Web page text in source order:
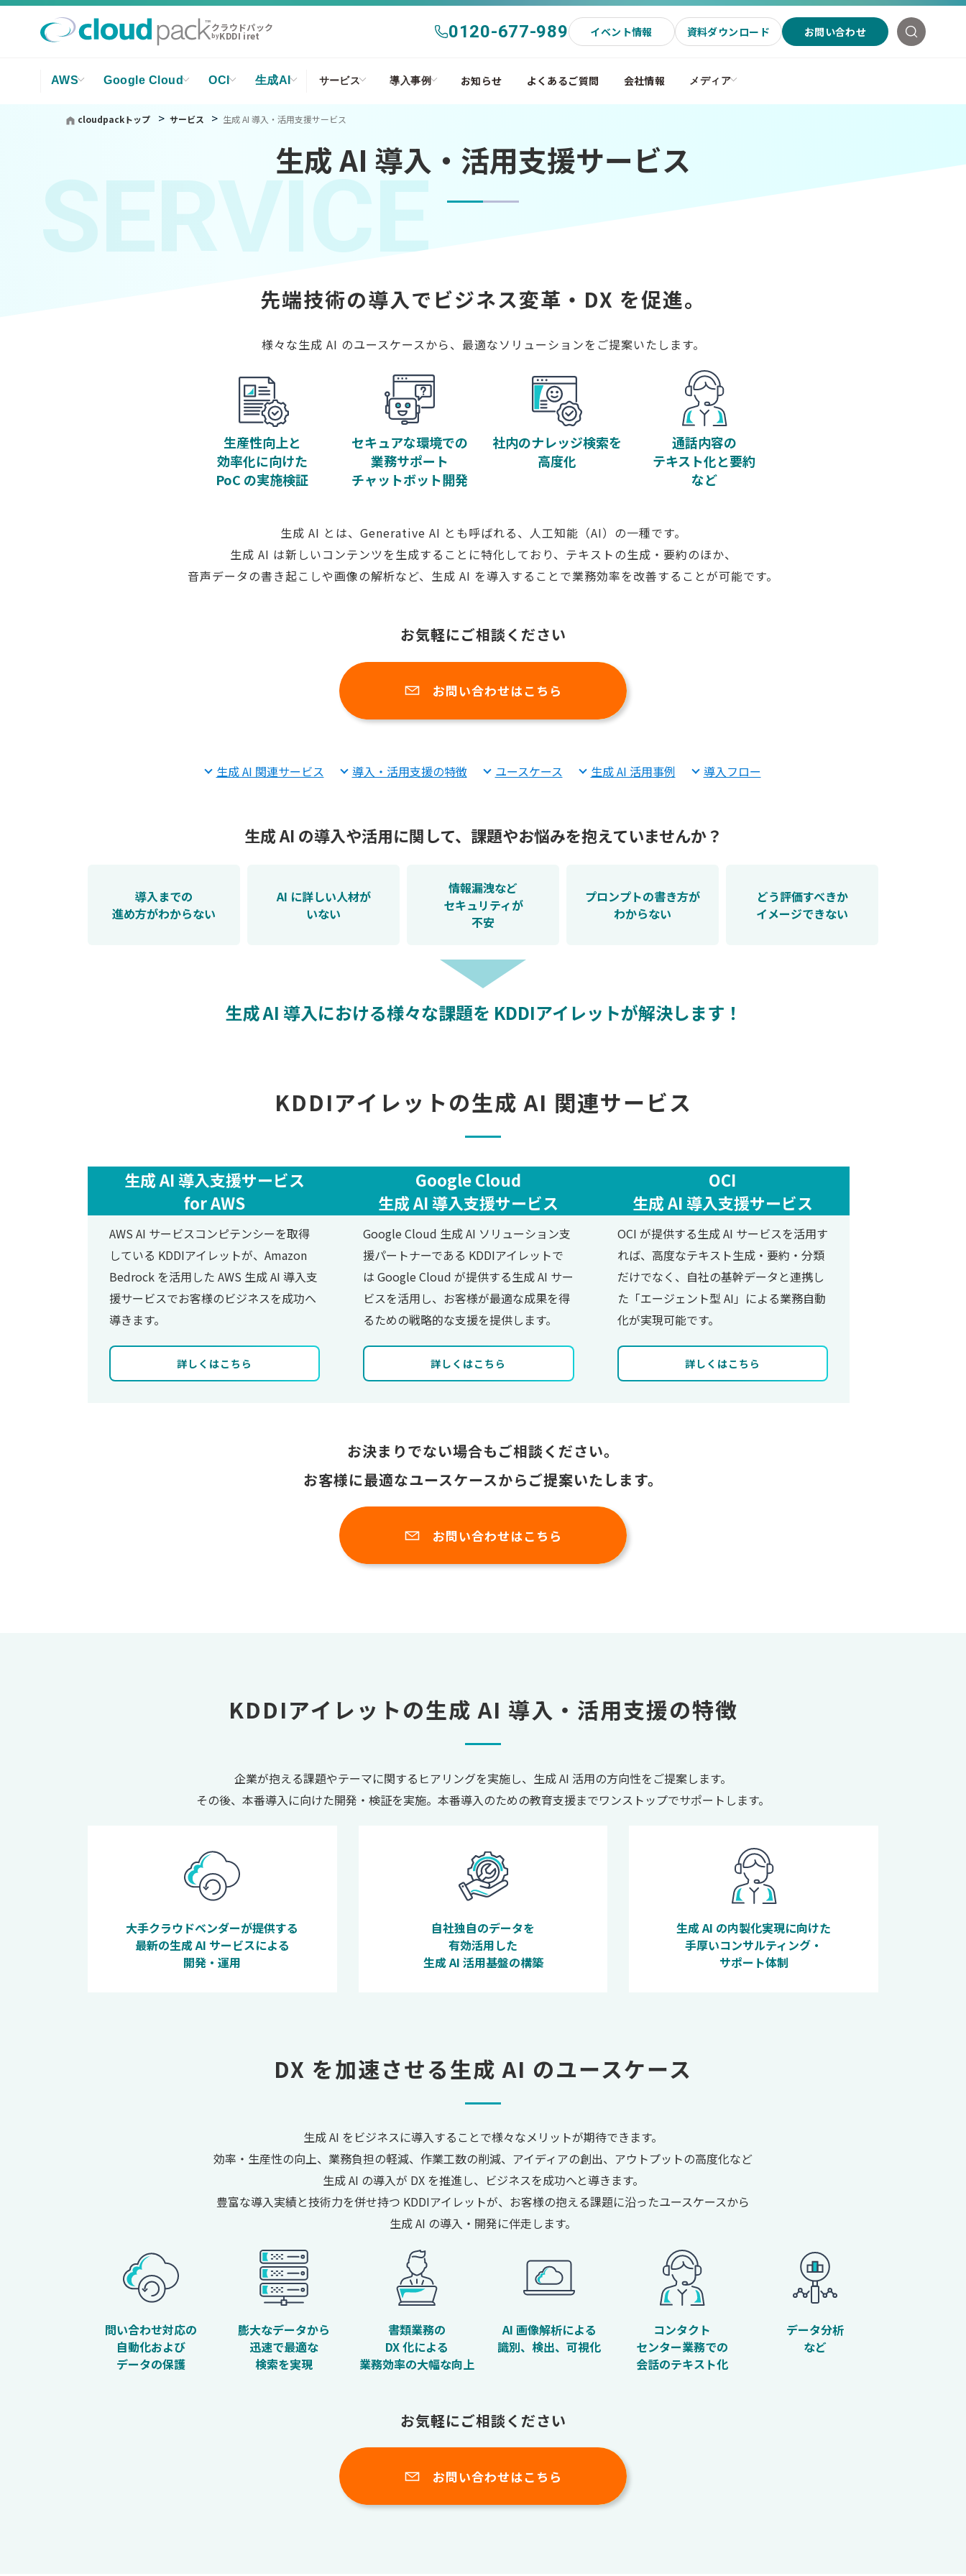
クラウドパック
byKDDI iret 0120-677-989 イベント情報 資料ダウンロード お問い合わせ
AWS Google Cloud OCI 生成AI サービス 導入事例 お知らせ よくあるご質問 会社情報 メディア
cloudpackトップ サービス 生成 AI 導入・活用支援サービス
生成 AI 導入・活用支援サービス
SERVICE
先端技術の導入でビジネス変革・DX を促進。
様々な生成 AI のユースケースから、 最適なソリューションをご提案いたします。
生産性向上と
効率化に向けた
PoC の実施検証
セキュアな環境での
業務サポート
チャットボット開発
社内のナレッジ検索を
高度化
通話内容の
テキスト化と要約
など
生成 AI とは、Generative AI とも呼ばれる、人工知能（AI）の一種です。
生成 AI は新しいコンテンツを生成することに特化しており、テキストの生成・要約のほか、
音声データの書き起こしや画像の解析など、生成 AI を導入することで業務効率を改善することが可能です。
お気軽にご相談ください
お問い合わせはこちら
生成 AI 関連サービス 導入・活用支援の特徴 ユースケース 生成 AI 活用事例 導入フロー
生成 AI の導入や活用に関して、課題やお悩みを抱えていませんか？
導入までの
進め方がわからない
AI に詳しい人材が
いない
情報漏洩など
セキュリティが
不安
プロンプトの書き方が
わからない
どう評価すべきか
イメージできない
生成 AI 導入における様々な課題を KDDIアイレットが解決します！
KDDIアイレットの生成 AI 関連サービス
生成 AI 導入支援サービス
for AWS
AWS AI サービスコンピテンシーを取得
している KDDIアイレットが、Amazon
Bedrock を活用した AWS 生成 AI 導入支
援サービスでお客様のビジネスを成功へ
導きます。
詳しくはこちら
Google Cloud
生成 AI 導入支援サービス
Google Cloud 生成 AI ソリューション支
援パートナーである KDDIアイレットで
は Google Cloud が提供する生成 AI サー
ビスを活用し、お客様が最適な成果を得
るための戦略的な支援を提供します。
詳しくはこちら
OCI
生成 AI 導入支援サービス
OCI が提供する生成 AI サービスを活用す
れば、高度なテキスト生成・要約・分類
だけでなく、自社の基幹データと連携し
た「エージェント型 AI」による業務自動
化が実現可能です。
詳しくはこちら
お決まりでない場合もご相談ください。
お客様に最適なユースケースからご提案いたします。
お問い合わせはこちら
KDDIアイレットの生成 AI 導入・活用支援の特徴
企業が抱える課題やテーマに関するヒアリングを実施し、生成 AI 活用の方向性をご提案します。
その後、本番導入に向けた開発・検証を実施。本番導入のための教育支援までワンストップでサポートします。
大手クラウドベンダーが提供する
最新の生成 AI サービスによる
開発・運用
自社独自のデータを
有効活用した
生成 AI 活用基盤の構築
生成 AI の内製化実現に向けた
手厚いコンサルティング・
サポート体制
DX を加速させる生成 AI のユースケース
生成 AI をビジネスに導入することで様々なメリットが期待できます。
効率・生産性の向上、業務負担の軽減、作業工数の削減、アイディアの創出、アウトプットの高度化など
生成 AI の導入が DX を推進し、ビジネスを成功へと導きます。
豊富な導入実績と技術力を併せ持つ KDDIアイレットが、お客様の抱える課題に沿ったユースケースから
生成 AI の導入・開発に伴走します。
問い合わせ対応の
自動化および
データの保護
膨大なデータから
迅速で最適な
検索を実現
書類業務の
DX 化による
業務効率の大幅な向上
AI 画像解析による
識別、検出、可視化
コンタクト
センター業務での
会話のテキスト化
データ分析
など
お気軽にご相談ください
お問い合わせはこちら